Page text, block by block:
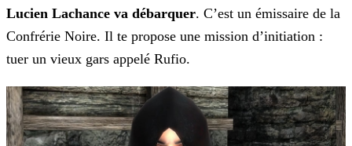
Lucien Lachance va débarquer. C’est un émissaire de la
Confrérie Noire. Il te propose une mission d’initiation :
tuer un vieux gars appelé Rufio.